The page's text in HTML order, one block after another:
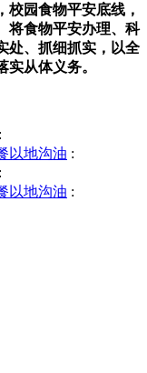
校园食物平安底线，
将食物平安办理、科
处、抓细抓实，以全
从体义务。
:
以地沟油 :
:
以地沟油 :